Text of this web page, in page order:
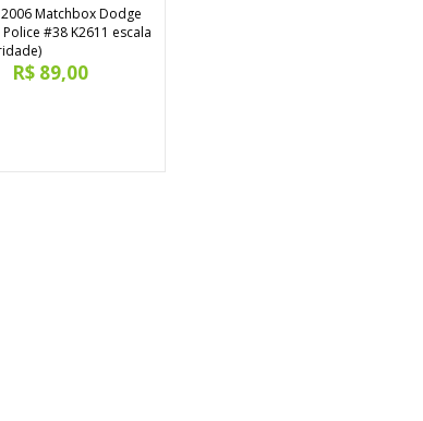
Matchbox Dodge
#38 K2611 escala
R$ 89,00